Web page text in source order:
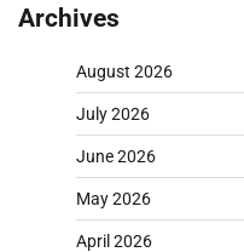
Archives
August 2026
July 2026
June 2026
May 2026
April 2026